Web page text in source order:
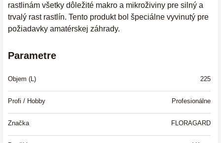
rastlinám všetky dôležité makro a mikroživiny pre silný a
trvalý rast rastlín. Tento produkt bol špeciálne vyvinutý pre
požiadavky amatérskej záhrady.
Parametre
Objem (L) 225
Profi / Hobby Profesionálne
Značka FLORAGARD